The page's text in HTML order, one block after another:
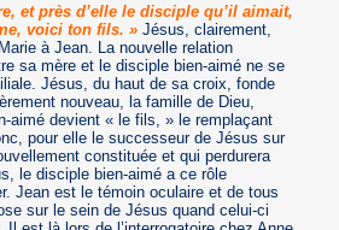
et près d’elle le disciple qu’il aimait,
voici ton fils. » Jésus, clairement,
à Jean. La nouvelle relation
sa mère et le disciple bien-aimé ne se
Jésus, du haut de sa croix, fonde
nouveau, la famille de Dieu,
aimé devient « le fils, » le remplaçant
pour elle le successeur de Jésus sur
constituée et qui perdurera
le disciple bien-aimé a ce rôle
Jean est le témoin oculaire et de tous
sur le sein de Jésus quand celui-ci